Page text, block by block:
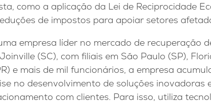
como a aplicação da Lei de Reciprocidade
de impostos para apoiar setores
empresa líder no mercado de recuperação
(SC), com filiais em São Paulo (SP),
e mais de mil funcionários, a empresa
no desenvolvimento de soluções inovadoras
com clientes. Para isso, utiliza